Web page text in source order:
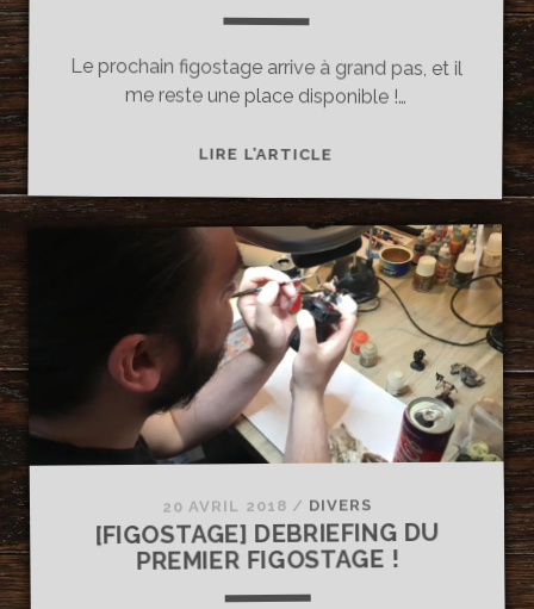
Le prochain figostage arrive à grand pas, et il
me reste une place disponible !…
LIRE L’ARTICLE[FIGOSTAGE]
DU
6
MAI
:
ENCORE
1
PLACE
DISPO
!
20 AVRIL 2018 / DIVERS
[FIGOSTAGE] DEBRIEFING DU
PREMIER FIGOSTAGE !